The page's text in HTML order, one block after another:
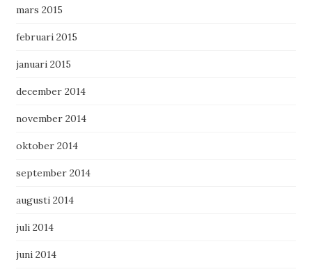
mars 2015
februari 2015
januari 2015
december 2014
november 2014
oktober 2014
september 2014
augusti 2014
juli 2014
juni 2014